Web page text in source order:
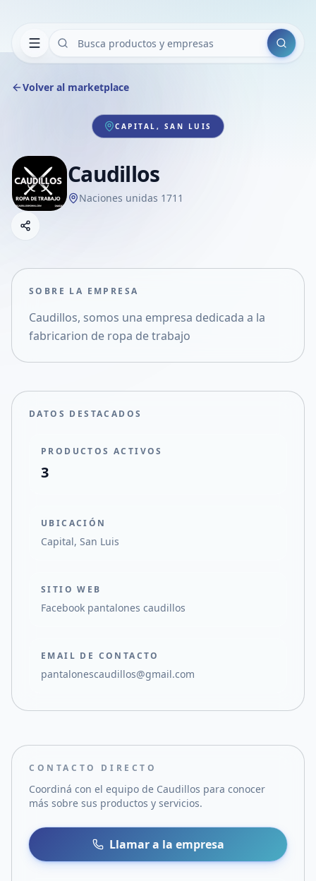
Buscar
Volver al marketplace
CAPITAL, SAN LUIS
Caudillos
Naciones unidas 1711
Compartir empresa
Compartir en X
SOBRE LA EMPRESA
Caudillos, somos una empresa dedicada a la
fabricarion de ropa de trabajo
DATOS DESTACADOS
PRODUCTOS ACTIVOS
3
UBICACIÓN
Capital, San Luis
SITIO WEB
Facebook pantalones caudillos
EMAIL DE CONTACTO
pantalonescaudillos@gmail.com
CONTACTO DIRECTO
Coordiná con el equipo de Caudillos para conocer
más sobre sus productos y servicios.
Llamar a la empresa